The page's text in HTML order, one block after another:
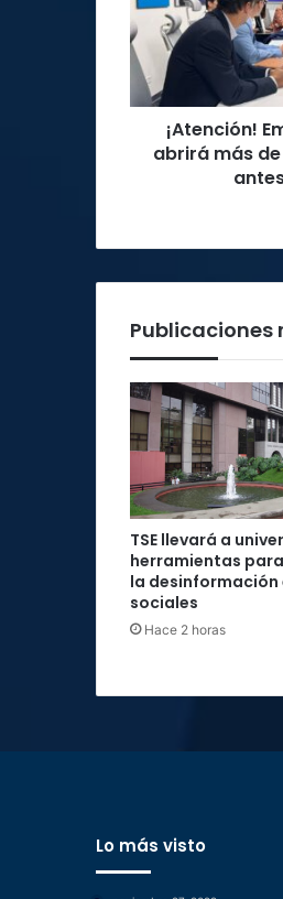
abrirá
más
de
50
puestos
trabajo
¡Atención!
abrirá más
TSE llevará a
herramientas
la desinformación
sociales
Hace 2 horas
Lo más visto